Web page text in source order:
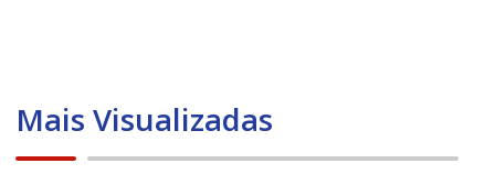
Mais Visualizadas